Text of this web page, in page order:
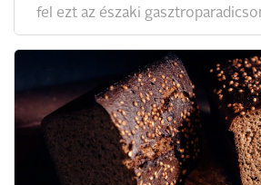
fel ezt az északi